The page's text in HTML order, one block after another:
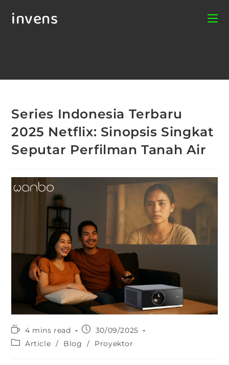
invens
Series Indonesia Terbaru
2025 Netflix: Sinopsis Singkat
Seputar Perfilman Tanah Air
4 mins read
30/09/2025
Article / Blog / Proyektor